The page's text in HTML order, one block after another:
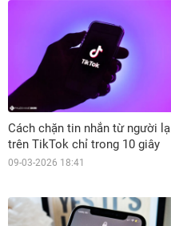
Cách chặn tin nhắn từ người lạ
trên TikTok chỉ trong 10 giây
09-03-2026 18:41